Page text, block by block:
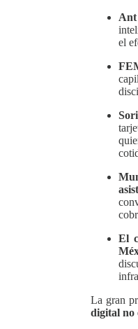
Ant
el
El
La gran
digital no